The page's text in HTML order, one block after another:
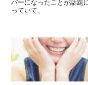
バーになったことが話題
っていて、